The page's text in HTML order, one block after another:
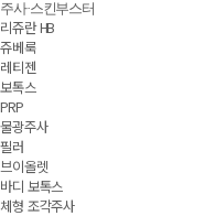
주사·스킨부스터
리쥬란 HB
쥬베룩
레티젠
보톡스
PRP
물광주사
필러
브이올렛
바디 보톡스
체형 조각주사